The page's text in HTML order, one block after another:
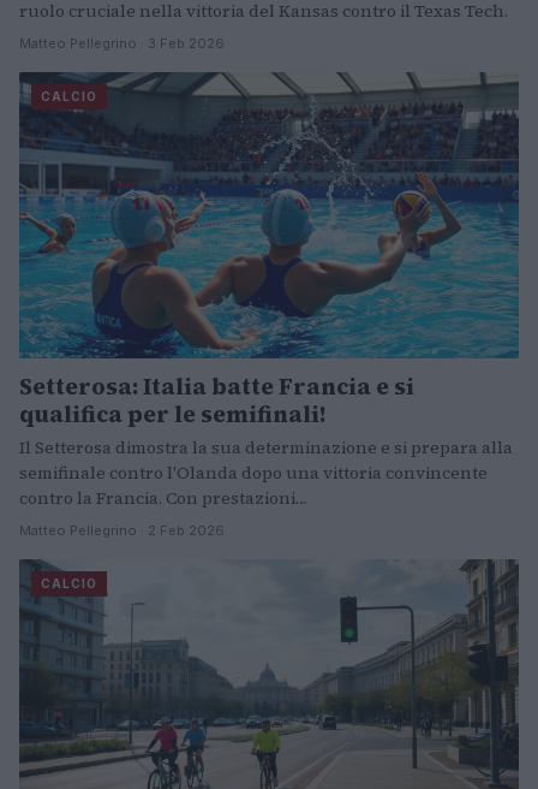
ruolo cruciale nella vittoria del Kansas contro il Texas Tech.
Matteo Pellegrino · 3 Feb 2026
CALCIO
Setterosa: Italia batte Francia e si
qualifica per le semifinali!
Il Setterosa dimostra la sua determinazione e si prepara alla
semifinale contro l'Olanda dopo una vittoria convincente
contro la Francia. Con prestazioni…
Matteo Pellegrino · 2 Feb 2026
CALCIO